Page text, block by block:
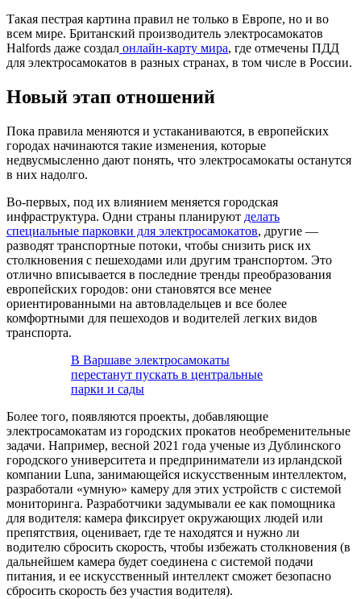
Такая пестрая картина правил не только в Европе, но и во
всем мире. Британский производитель электросамокатов
Halfords даже создал онлайн-карту мира, где отмечены ПДД
для электросамокатов в разных странах, в том числе в России.
Новый этап отношений
Пока правила меняются и устаканиваются, в европейских
городах начинаются такие изменения, которые
недвусмысленно дают понять, что электросамокаты останутся
в них надолго.
Во-первых, под их влиянием меняется городская
инфраструктура. Одни страны планируют делать
специальные парковки для электросамокатов, другие —
разводят транспортные потоки, чтобы снизить риск их
столкновения с пешеходами или другим транспортом. Это
отлично вписывается в последние тренды преобразования
европейских городов: они становятся все менее
ориентированными на автовладельцев и все более
комфортными для пешеходов и водителей легких видов
транспорта.
В Варшаве электросамокаты
перестанут пускать в центральные
парки и сады
Более того, появляются проекты, добавляющие
электросамокатам из городских прокатов необременительные
задачи. Например, весной 2021 года ученые из Дублинского
городского университета и предприниматели из ирландской
компании Luna, занимающейся искусственным интеллектом,
разработали «умную» камеру для этих устройств с системой
мониторинга. Разработчики задумывали ее как помощника
для водителя: камера фиксирует окружающих людей или
препятствия, оценивает, где те находятся и нужно ли
водителю сбросить скорость, чтобы избежать столкновения (в
дальнейшем камера будет соединена с системой подачи
питания, и ее искусственный интеллект сможет безопасно
сбросить скорость без участия водителя).